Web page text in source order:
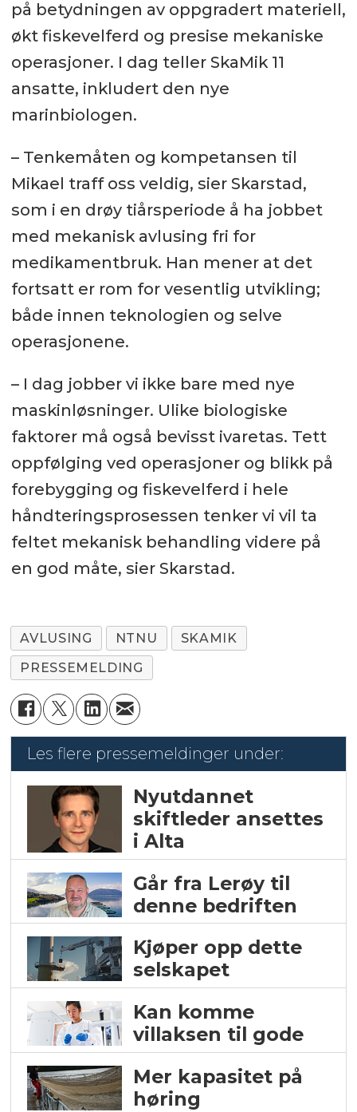
på betydningen av oppgradert materiell,
økt fiskevelferd og presise mekaniske
operasjoner. I dag teller SkaMik 11
ansatte, inkludert den nye
marinbiologen.
– Tenkemåten og kompetansen til
Mikael traff oss veldig, sier Skarstad,
som i en drøy tiårsperiode å ha jobbet
med mekanisk avlusing fri for
medikamentbruk. Han mener at det
fortsatt er rom for vesentlig utvikling;
både innen teknologien og selve
operasjonene.
– I dag jobber vi ikke bare med nye
maskinløsninger. Ulike biologiske
faktorer må også bevisst ivaretas. Tett
oppfølging ved operasjoner og blikk på
forebygging og fiskevelferd i hele
håndteringsprosessen tenker vi vil ta
feltet mekanisk behandling videre på
en god måte, sier Skarstad.
AVLUSING NTNU
SKAMIK
PRESSEMELDING
Les flere pressemeldinger under:
Nyutdannet
skiftleder ansettes
i Alta
Går fra Lerøy til
denne bedriften
Kjøper opp dette
selskapet
Kan komme
villaksen til gode
Mer kapasitet på
høring